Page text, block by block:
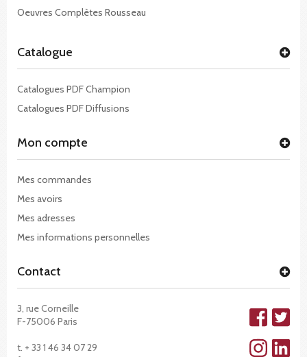
Oeuvres Complètes Rousseau
Catalogue
Catalogues PDF Champion
Catalogues PDF Diffusions
Mon compte
Mes commandes
Mes avoirs
Mes adresses
Mes informations personnelles
Contact
3, rue Corneille
F-75006 Paris
t. + 33 1 46 34 07 29